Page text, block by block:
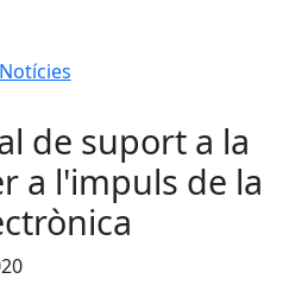
Notícies
de suport a la
a l'impuls de la